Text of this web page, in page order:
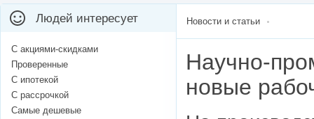
Новости и статьи
Научно-
новые
Людей интересует
С акциями-скидками
Проверенные
С ипотекой
С рассрочкой
Самые дешевые